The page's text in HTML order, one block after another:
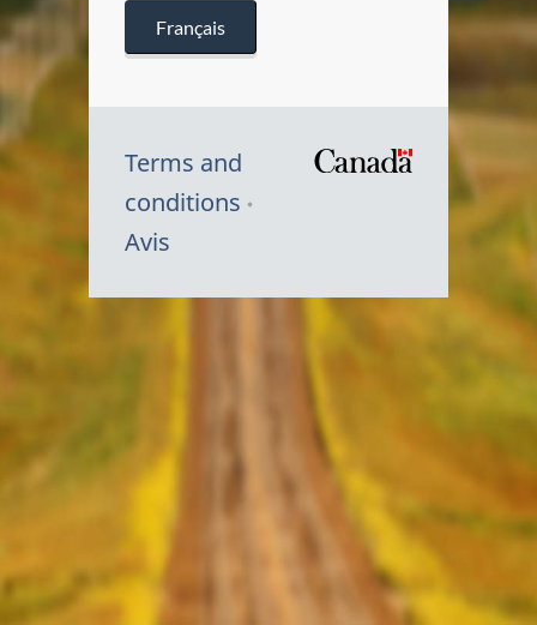
Français
Terms and
conditions
Avis
Symbole
Canada